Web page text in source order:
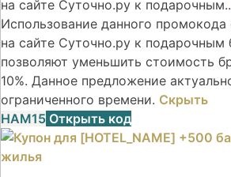
на сайте Суточно.ру к
Использование данного промокода
на сайте Суточно.ру к подарочным
позволяют уменьшить стоимость
10%. Данное предложение
ограниченного времени. Скрыть
НАМ15 Открыть код